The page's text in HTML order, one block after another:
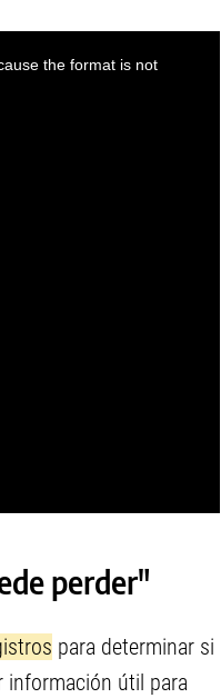
perder"
para determinar si
información útil para